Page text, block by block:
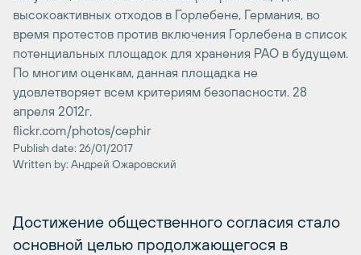
высокоактивных отходов в Горлебене, Германия, во
время протестов против включения Горлебена в список
потенциальных площадок для хранения РАО в будущем.
По многим оценкам, данная площадка не
удовлетворяет всем критериям безопасности. 28
апреля 2012г.
flickr.com/photos/cephir
Publish date: 26/01/2017
Written by: Андрей Ожаровский
Достижение общественного согласия стало
основной целью продолжающегося в